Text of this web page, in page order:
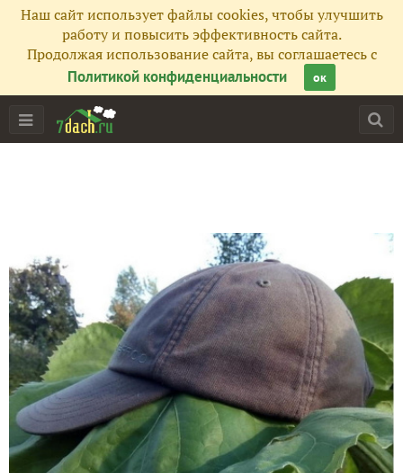
Наш сайт использует файлы cookies, чтобы улучшить
работу и повысить эффективность сайта.
Продолжая использование сайта, вы соглашаетесь с
Политикой конфиденциальности
ок
Главная
Подписчики 13
Все публикации 1118
Сейчас обсуждают